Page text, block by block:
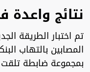
نتائج واعدة
تم اختبار الطريقة
المصابين بالتهاب
بمجموعة ضابطة تلقت